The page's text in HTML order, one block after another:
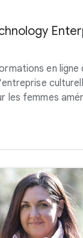
en ligne
les femmes